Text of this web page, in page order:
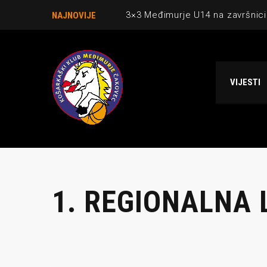
NAJNOVIJE 3×3 Međimurje U14 na
Međimurje u revijalnoj utakmici
VIJESTI
1. REGIONALNA